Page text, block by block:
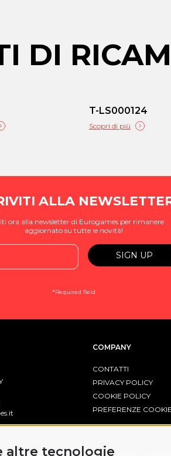
altre tecnologie
DI
T-LS000124
Scopri di più
ALLA
ora alla newsletter di Eurogames per rimanere
aggiornato su tutte le novità!
*Required field
COMPANY
CONTATTI
PRIVACY POLICY
COOKIE POLICY
PREFERENZE COOKIE